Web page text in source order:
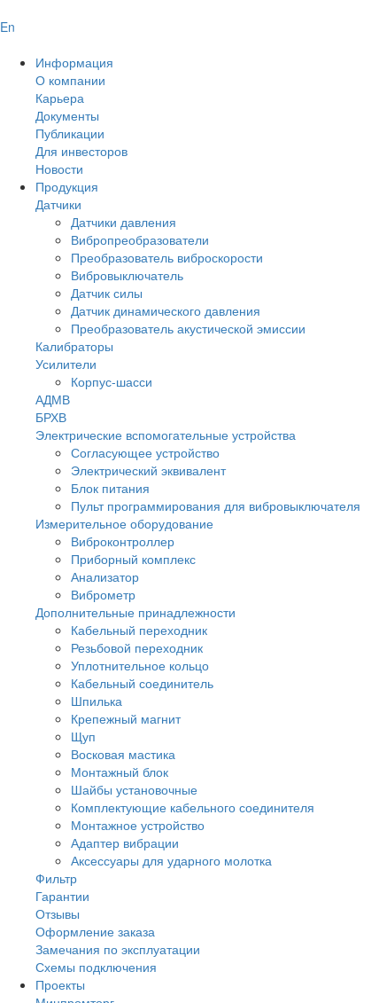
En
Информация
О компании
Карьера
Документы
Публикации
Для инвесторов
Новости
Продукция
Датчики
Датчики давления
Вибропреобразователи
Преобразователь виброскорости
Вибровыключатель
Датчик силы
Датчик динамического давления
Преобразователь акустической эмиссии
Калибраторы
Усилители
Корпус-шасси
АДМВ
БРХВ
Электрические вспомогательные устройства
Согласующее устройство
Электрический эквивалент
Блок питания
Пульт программирования для вибровыключателя
Измерительное оборудование
Виброконтроллер
Приборный комплекс
Анализатор
Виброметр
Дополнительные принадлежности
Кабельный переходник
Резьбовой переходник
Уплотнительное кольцо
Кабельный соединитель
Шпилька
Крепежный магнит
Щуп
Восковая мастика
Монтажный блок
Шайбы установочные
Комплектующие кабельного соединителя
Монтажное устройство
Адаптер вибрации
Аксессуары для ударного молотка
Фильтр
Гарантии
Отзывы
Оформление заказа
Замечания по эксплуатации
Схемы подключения
Проекты